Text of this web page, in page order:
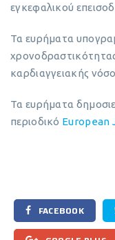
εγκεφαλικού
Τα ευρήματα
καρδιαγγειακής
Τα ευρήματα
περιοδικό European
FACEBOOK